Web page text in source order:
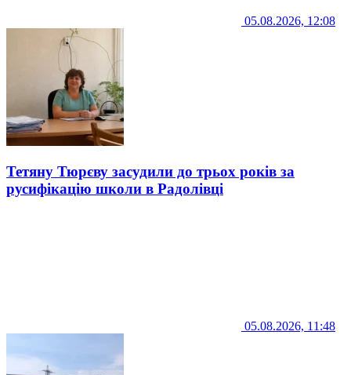
05.08.2026, 12:08
Тетяну Тюрєву засудили до трьох років за
русифікацію школи в Радолівці
05.08.2026, 11:48